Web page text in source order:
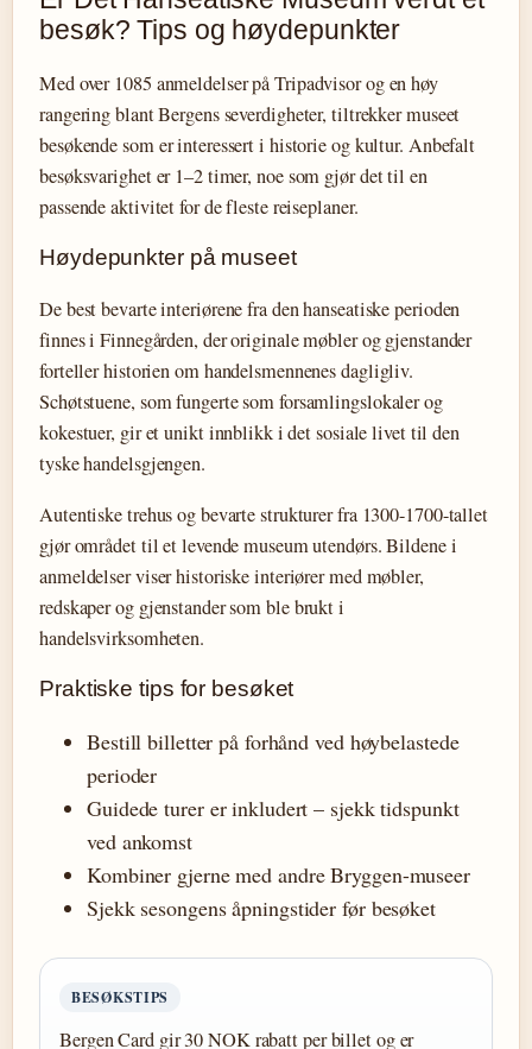
besøk? Tips og høydepunkter
Med over 1085 anmeldelser på Tripadvisor og en høy
rangering blant Bergens severdigheter, tiltrekker museet
besøkende som er interessert i historie og kultur. Anbefalt
besøksvarighet er 1–2 timer, noe som gjør det til en
passende aktivitet for de fleste reiseplaner.
Høydepunkter på museet
De best bevarte interiørene fra den hanseatiske perioden
finnes i Finnegården, der originale møbler og gjenstander
forteller historien om handelsmennenes dagligliv.
Schøtstuene, som fungerte som forsamlingslokaler og
kokestuer, gir et unikt innblikk i det sosiale livet til den
tyske handelsgjengen.
Autentiske trehus og bevarte strukturer fra 1300-1700-tallet
gjør området til et levende museum utendørs. Bildene i
anmeldelser viser historiske interiører med møbler,
redskaper og gjenstander som ble brukt i
handelsvirksomheten.
Praktiske tips for besøket
Bestill billetter på forhånd ved høybelastede
perioder
Guidede turer er inkludert – sjekk tidspunkt
ved ankomst
Kombiner gjerne med andre Bryggen-museer
Sjekk sesongens åpningstider før besøket
BESØKSTIPS
Bergen Card gir 30 NOK rabatt per billet og er